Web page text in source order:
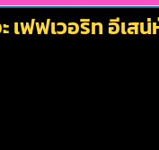
ฟฟเวอริท อีเสน่